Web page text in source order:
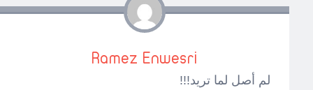
Ramez Enwesri
لم أصل لما تريد!!!